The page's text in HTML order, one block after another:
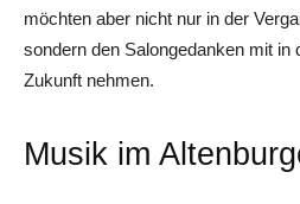
möchten aber nicht nur in der
sondern den Salongedanken mit in
Zukunft nehmen.
Musik im